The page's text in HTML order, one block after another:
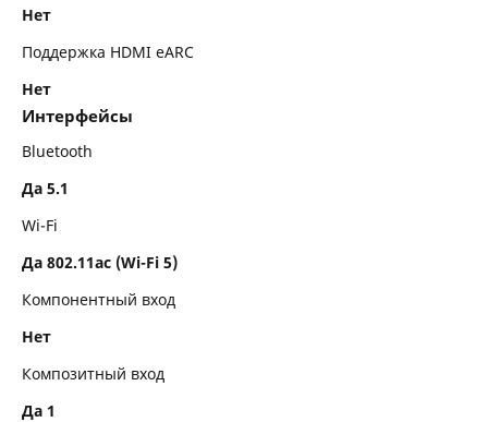
Нет
Поддержка HDMI eARC
Нет
Интерфейсы
Bluetooth
Да 5.1
Wi-Fi
Да 802.11ac (Wi-Fi 5)
Компонентный вход
Нет
Композитный вход
Да 1